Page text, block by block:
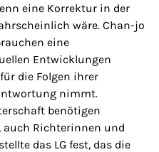
eine Korrektur in der
wäre. Chan-jo
eine
Entwicklungen
die Folgen ihrer
nimmt.
benötigen
auch Richterinnen und
das LG fest, das die